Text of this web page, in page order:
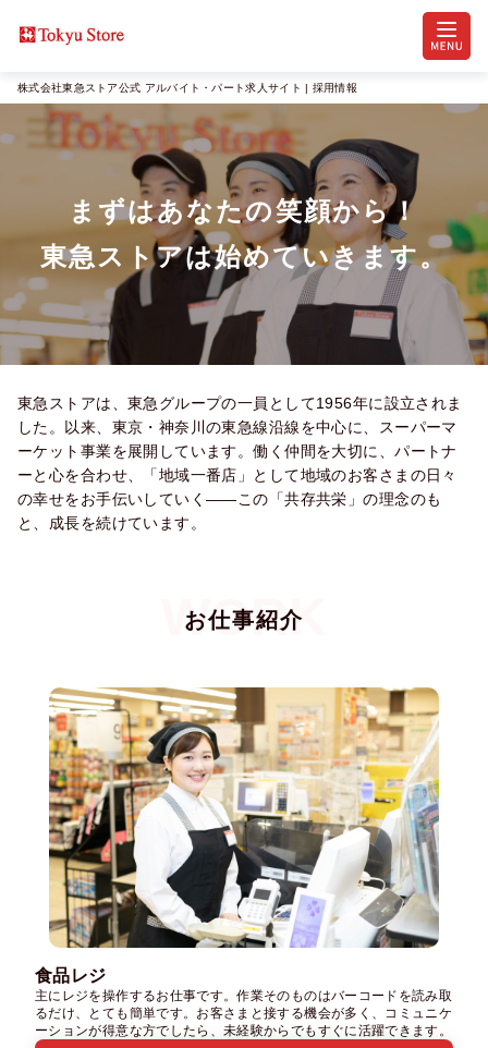
株式会社東急ストア公式 アルバイト・パート求人サイト | 採用情報
まずはあなたの笑顔から！
東急ストアは始めていきます。
東急ストアは、東急グループの一員として1956年に設立されま
した。以来、東京・神奈川の東急線沿線を中心に、スーパーマ
ーケット事業を展開しています。働く仲間を大切に、パートナ
ーと心を合わせ、「地域一番店」として地域のお客さまの日々
の幸せをお手伝いしていく――この「共存共栄」の理念のも
と、成長を続けています。
お仕事紹介
食品レジ
主にレジを操作するお仕事です。作業そのものはバーコードを読み取
るだけ、とても簡単です。お客さまと接する機会が多く、コミュニケ
ーションが得意な方でしたら、未経験からでもすぐに活躍できます。